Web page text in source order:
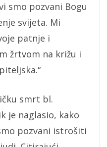
smo pozvani Bogu
svijeta. Mi
patnje i
žrtvom na križu i
smrt bl.
je naglasio, kako
pozvani istrošiti